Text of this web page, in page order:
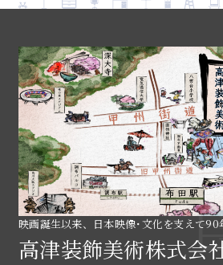
映画誕生以来、日本映像･文化を支えて90
高津装飾美術株式会